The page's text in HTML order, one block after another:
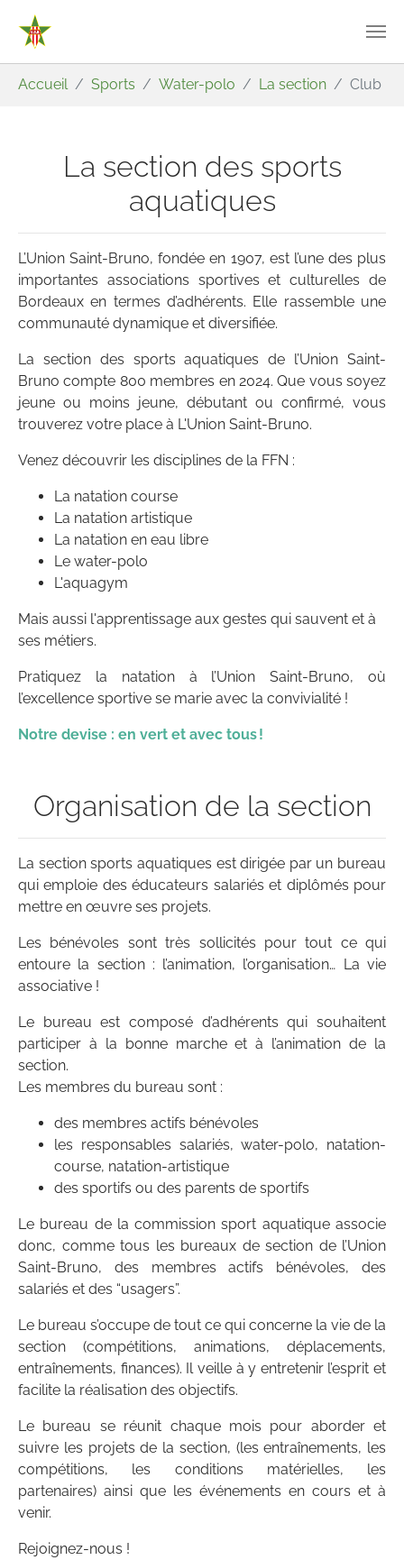
Accueil Sports Water-polo La section Club
La section des sports
aquatiques
L’Union Saint-Bruno, fondée en 1907, est l’une des plus
importantes associations sportives et culturelles de
Bordeaux en termes d’adhérents. Elle rassemble une
communauté dynamique et diversifiée.
La section des sports aquatiques de l’Union Saint-
Bruno compte 800 membres en 2024. Que vous soyez
jeune ou moins jeune, débutant ou confirmé, vous
trouverez votre place à L'Union Saint-Bruno.
Venez découvrir les disciplines de la FFN :
La natation course
La natation artistique
La natation en eau libre
Le water-polo
L'aquagym
Mais aussi l'apprentissage aux gestes qui sauvent et à
ses métiers.
Pratiquez la natation à l’Union Saint-Bruno, où
l’excellence sportive se marie avec la convivialité !
Notre devise : en vert et avec tous !
Organisation de la section
La section sports aquatiques est dirigée par un bureau
qui emploie des éducateurs salariés et diplômés pour
mettre en œuvre ses projets.
Les bénévoles sont très sollicités pour tout ce qui
entoure la section : l’animation, l’organisation… La vie
associative !
Le bureau est composé d’adhérents qui souhaitent
participer à la bonne marche et à l’animation de la
section.
Les membres du bureau sont :
des membres actifs bénévoles
les responsables salariés, water-polo, natation-
course, natation-artistique
des sportifs ou des parents de sportifs
Le bureau de la commission sport aquatique associe
donc, comme tous les bureaux de section de l’Union
Saint-Bruno, des membres actifs bénévoles, des
salariés et des “usagers”.
Le bureau s’occupe de tout ce qui concerne la vie de la
section (compétitions, animations, déplacements,
entraînements, finances). Il veille à y entretenir l’esprit et
facilite la réalisation des objectifs.
Le bureau se réunit chaque mois pour aborder et
suivre les projets de la section, (les entraînements, les
compétitions, les conditions matérielles, les
partenaires) ainsi que les événements en cours et à
venir.
Rejoignez-nous !